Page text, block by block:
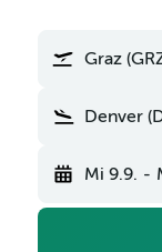
Graz
Denver
Mi 9.9. -